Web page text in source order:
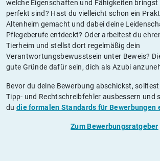
welche Eigenschaften und Fähigkeiten
perfekt sind? Hast du vielleicht schon ein
Altenheim gemacht und dabei deine
Pflegeberufe entdeckt? Oder arbeitest du
Tierheim und stellst dort regelmäßig dein
Verantwortungsbewusstsein unter Beweis?
gute Gründe dafür sein, dich als Azubi
Bevor du deine Bewerbung abschickst,
Tipp- und Rechtschreibfehler ausbessern und
du die formalen Standards für Bewerbungen
Zum Bewerbungsratgeber